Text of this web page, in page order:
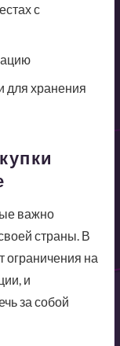
с
для хранения
важно
страны. В
ограничения на
и
за собой